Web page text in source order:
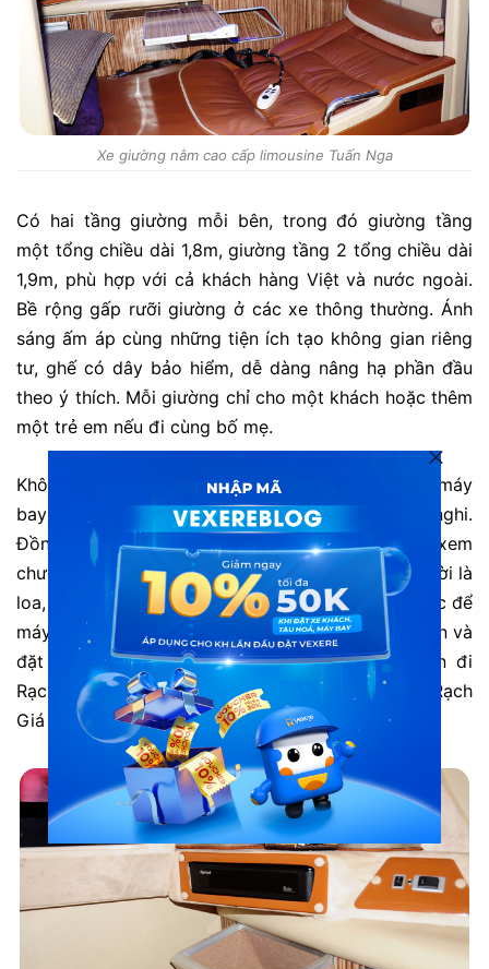
Xe giường nằm cao cấp limousine Tuấn Nga
Có hai tầng giường mỗi bên, trong đó giường tầng
một tổng chiều dài 1,8m, giường tầng 2 tổng chiều dài
1,9m, phù hợp với cả khách hàng Việt và nước ngoài.
Bề rộng gấp rưỡi giường ở các xe thông thường. Ánh
sáng ấm áp cùng những tiện ích tạo không gian riêng
tư, ghế có dây bảo hiểm, dễ dàng nâng hạ phần đầu
theo ý thích. Mỗi giường chỉ cho một khách hoặc thêm
một trẻ em nếu đi cùng bố mẹ.
Không gian bên trong mỗi giường đầy đủ như trên máy
bay từ tivi, nước uống, đồng hồ, ánh sáng tiện nghi.
Đồng hồ ngay phía trên tivi, mỗi người tùy chọn xem
chương trình mà mình yêu thích. Phía trên đầu người là
loa, khe điều hòa và đèn tùy chỉnh. Bàn ăn nhẹ hoặc để
máy tính làm việc.Bạn có thể dễ dàng xem thông tin và
đặt vé nhanh chóng vé xe Tuấn Nga từ Sài Gòn đi
Rạch Giávà chiều ngược lại vé xe Tuấn Nga từ Rạch
Giá đi Sài Gòn trên VeXeRe.com.